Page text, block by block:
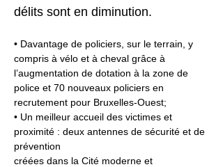
délits sont en diminution.
• Davantage de policiers, sur le terrain, y
compris à vélo et à cheval grâce à
l’augmentation de dotation à la zone de
police et 70 nouveaux policiers en
recrutement pour Bruxelles-Ouest;
• Un meilleur accueil des victimes et
proximité : deux antennes de sécurité et de
prévention
créées dans la Cité moderne et